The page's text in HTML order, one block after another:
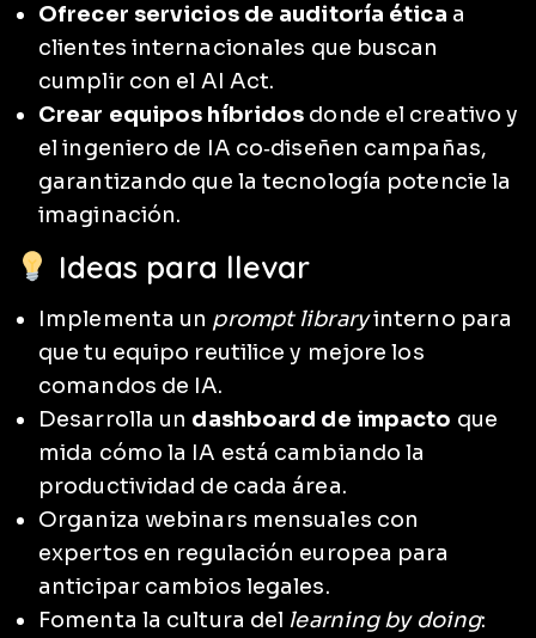
Ofrecer servicios de auditoría ética a
clientes internacionales que buscan
cumplir con el AI Act.
Crear equipos híbridos donde el creativo y
el ingeniero de IA co‑diseñen campañas,
garantizando que la tecnología potencie la
imaginación.
Ideas para llevar
Implementa un prompt libraryinterno para
que tu equipo reutilice y mejore los
comandos de IA.
Desarrolla un dashboard de impacto que
mida cómo la IA está cambiando la
productividad de cada área.
Organiza webinars mensuales con
expertos en regulación europea para
anticipar cambios legales.
Fomenta la cultura del learning by doing: